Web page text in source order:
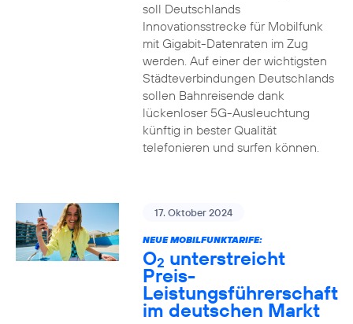
soll Deutschlands
Innovationsstrecke für Mobilfunk
mit Gigabit-Datenraten im Zug
werden. Auf einer der wichtigsten
Städteverbindungen Deutschlands
sollen Bahnreisende dank
lückenloser 5G-Ausleuchtung
künftig in bester Qualität
telefonieren und surfen können.
17. Oktober 2024
NEUE MOBILFUNKTARIFE:
O2 unterstreicht
Preis-
Leistungsführerschaft
im deutschen Markt